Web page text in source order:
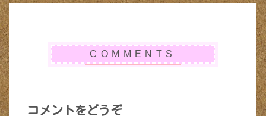
コメントをどうぞ